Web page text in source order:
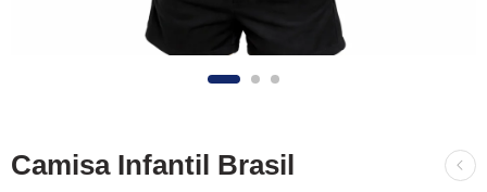
Camisa Infantil Brasil